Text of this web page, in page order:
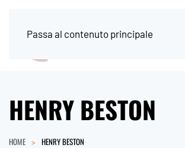
Passa al contenuto principale
HENRY BESTON
HOME HENRY BESTON